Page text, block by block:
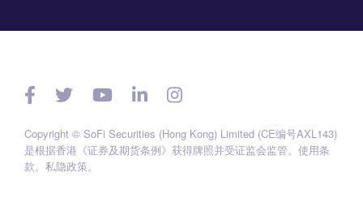
Copyright © SoFi Securities (Hong Kong) Limited (CE编号AXL143)
是根据香港《证券及期货条例》获得牌照并受证监会监管。 使用条
款。 私隐政策。